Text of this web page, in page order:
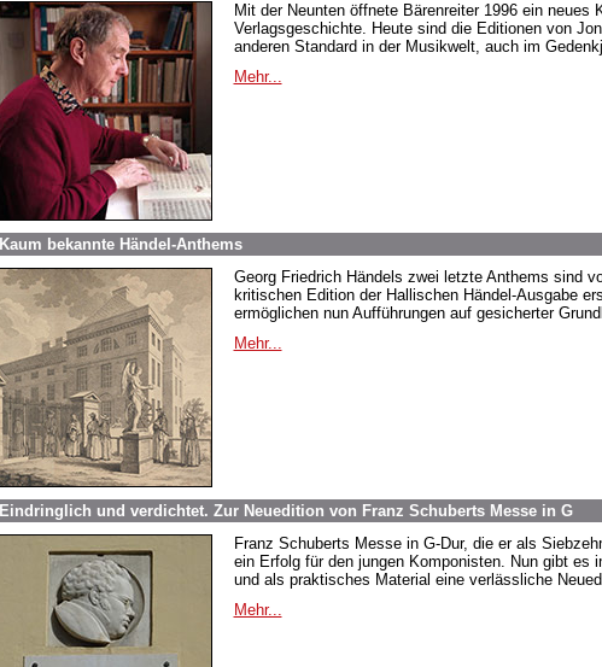
Mit der Neunten öffnete Bärenreiter 1996 ein neues
Verlagsgeschichte. Heute sind die Editionen von
anderen Standard in der Musikwelt, auch im
Mehr...
Kaum bekannte Händel-Anthems
Georg Friedrich Händels zwei letzte Anthems sind
kritischen Edition der Hallischen Händel-Ausgabe
ermöglichen nun Aufführungen auf gesicherter
Mehr...
Eindringlich und verdichtet. Zur Neuedition von Franz Schuberts Messe in G
Franz Schuberts Messe in G-Dur, die er als
ein Erfolg für den jungen Komponisten. Nun gibt es
und als praktisches Material eine verlässliche
Mehr...